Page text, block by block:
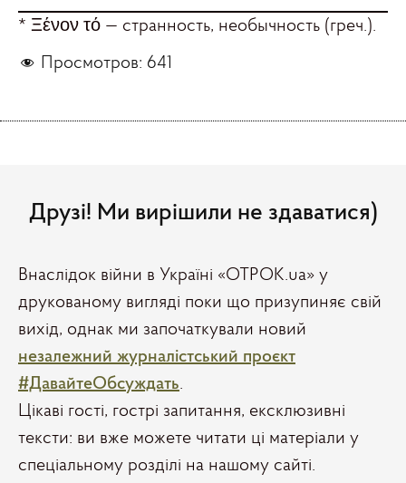
* Ξένον τό — странность, необычность (греч.).
Просмотров: 641
Друзі! Ми вирішили не здаватися)
Внаслідок війни в Україні «ОТРОК.ua» у
друкованому вигляді поки що призупиняє свій
вихід, однак ми започаткували новий
незалежний журналістський проєкт
#ДавайтеОбсуждать.
Цікаві гості, гострі запитання, ексклюзивні
тексти: ви вже можете читати ці матеріали у
спеціальному розділі на нашому сайті.